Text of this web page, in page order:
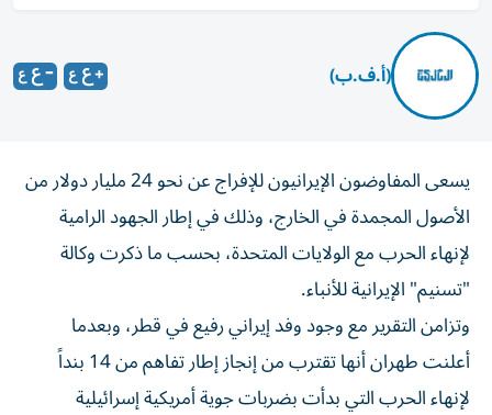
(أ.ف.ب)
يسعى المفاوضون الإيرانيون للإفراج عن نحو 24 مليار دولار من
الأصول المجمدة في الخارج، وذلك في إطار الجهود الرامية
لإنهاء الحرب مع الولايات المتحدة، بحسب ما ذكرت وكالة
"تسنيم" الإيرانية للأنباء.
وتزامن التقرير مع وجود وفد إيراني رفيع في قطر، وبعدما
أعلنت طهران أنها تقترب من إنجاز إطار تفاهم من 14 بنداً
لإنهاء الحرب التي بدأت بضربات جوية أمريكية إسرائيلية